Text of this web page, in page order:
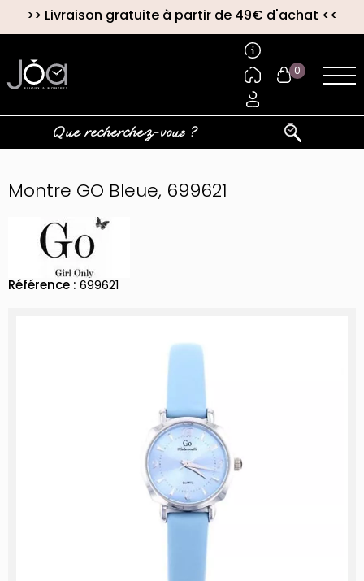
>> Livraison gratuite à partir de 49€ d'achat <<
0
Montre GO Bleue, 699621
Référence : 699621